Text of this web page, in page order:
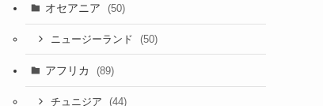
オセアニア (50)
ニュージーランド (50)
アフリカ (89)
チュニジア (44)